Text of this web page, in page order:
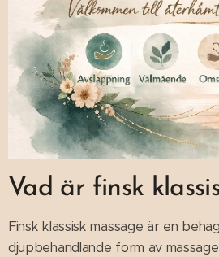
Vad är finsk
Finsk klassisk massage är en
djupbehandlande form av